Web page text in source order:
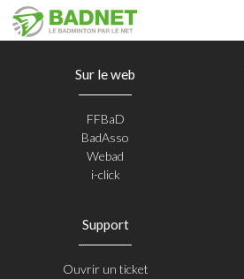
Sur le web
FFBaD
BadAsso
Webad
i-click
Support
Ouvrir un ticket